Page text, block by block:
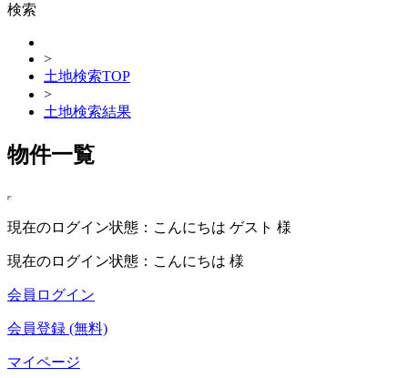
検索
>
土地検索TOP
>
土地検索結果
物件一覧
現在のログイン状態：こんにちは ゲスト 様
現在のログイン状態：こんにちは 様
会員ログイン
会員登録 (無料)
マイページ